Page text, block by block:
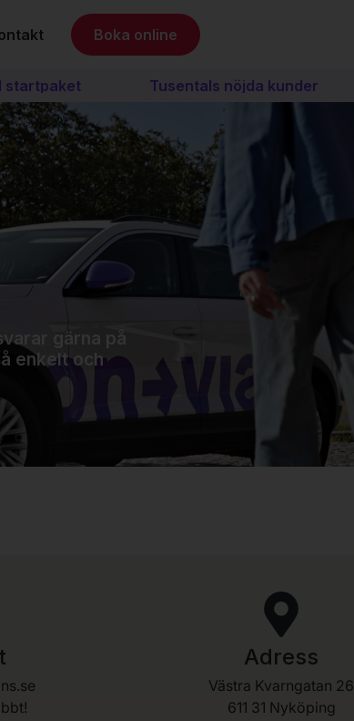
Boka online
Tusentals nöjda kunder
gärna på
enkelt och
Adress
Västra Kvarngatan 26
611 31 Nyköping